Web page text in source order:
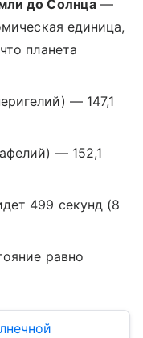
до Солнца—
единица,
планета
— 147,1
— 152,1
499 секунд (8
равно